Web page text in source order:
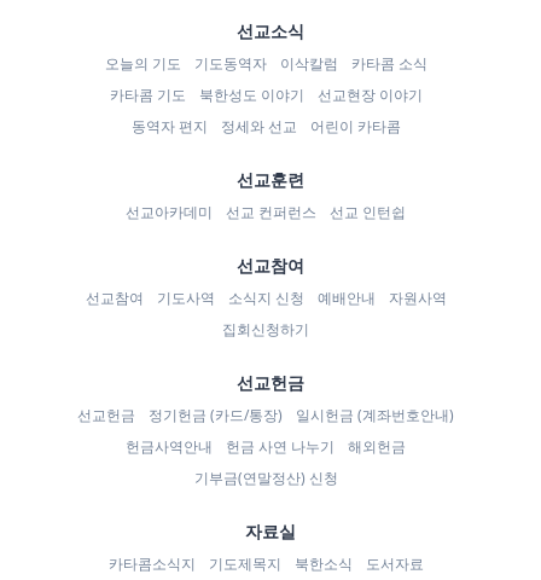
선교소식
오늘의 기도 기도동역자 이삭칼럼
카타콤 소식
카타콤 기도
북한성도 이야기
선교현장 이야기
동역자 편지
정세와 선교 어린이 카타콤
선교훈련
선교아카데미 선교 컨퍼런스 선교 인턴쉽
선교참여
선교참여 기도사역 소식지 신청 예배안내
자원사역
집회신청하기
선교헌금
선교헌금 정기헌금 (카드/통장)
일시헌금 (계좌번호안내)
헌금사역안내
헌금 사연 나누기
해외헌금
기부금(연말정산) 신청
자료실
카타콤소식지 기도제목지 북한소식
도서자료